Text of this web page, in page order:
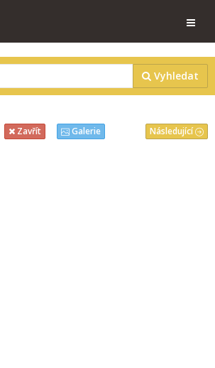
Vyhledat
Následující
Zavřít Galerie